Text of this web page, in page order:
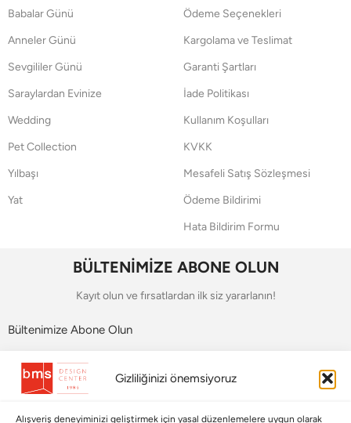
Gizliliğinizi önemsiyoruz
Alışveriş deneyiminizi geliştirmek için yasal düzenlemelere uygun olarak
Babalar Günü
Anneler Günü
Sevgililer Günü
Saraylardan Evinize
Wedding
Pet Collection
Yılbaşı
Yat
Ödeme Seçenekleri
Kargolama ve Teslimat
Garanti Şartları
İade Politikası
Kullanım Koşulları
KVKK
Mesafeli Satış Sözleşmesi
Ödeme Bildirimi
Hata Bildirim Formu
BÜLTENİMİZE ABONE OLUN
Kayıt olun ve fırsatlardan ilk siz yararlanın!
Bültenimize Abone Olun